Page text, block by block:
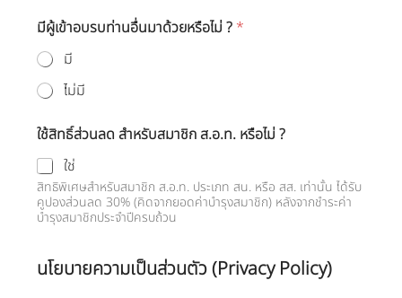
มีผู้เข้าอบรบท่านอื่นมาด้วยหรือไม่ ? *
มี
ไม่มี
2
ใช้สิทธิ์ส่วนลด สำหรับสมาชิก ส.อ.ท. หรือไม่ ?
ใช่
สิทธิพิเศษสำหรับสมาชิก ส.อ.ท. ประเภท สน. หรือ สส. เท่านั้น ได้รับ
คูปองส่วนลด 30% (คิดจากยอดค่าบำรุงสมาชิก) หลังจากชำระค่า
บำรุงสมาชิกประจำปีครบถ้วน
นโยบายความเป็นส่วนตัว (Privacy Policy)